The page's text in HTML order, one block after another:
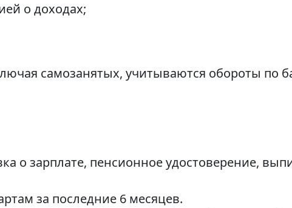
о доходах;
самозанятых, учитываются обороты по
о зарплате, пенсионное удостоверение,
за последние 6 месяцев.